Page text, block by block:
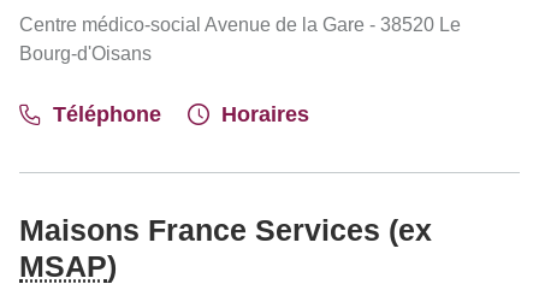
Centre médico-social Avenue de la Gare - 38520 Le
Bourg-d'Oisans
Téléphone Horaires
Maisons France Services (ex
MSAP)